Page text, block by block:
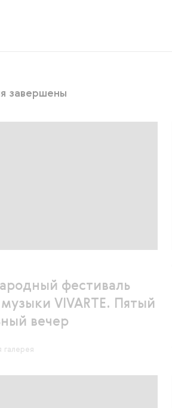
завершены
фестиваль
VIVARTE. Пятый
вечер
галерея